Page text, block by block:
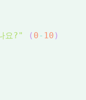
요?" ( 0- 10 )